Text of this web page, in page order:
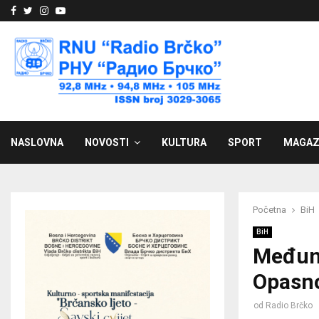
Facebook
Twitter
Instagram
Youtube
NASLOVNA NOVOSTI KULTURA SPORT
Početna BiH
BiH
od Radio Brčko